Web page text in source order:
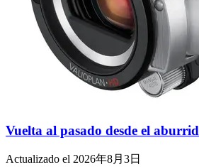
Vuelta al pasado desde el
Actualizado el 2026年8月3日